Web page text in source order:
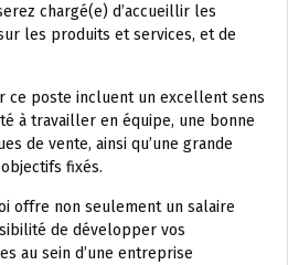
chargé(e) d’accueillir les
les produits et services, et de
ce poste incluent un excellent sens
à travailler en équipe, une bonne
de vente, ainsi qu’une grande
fixés.
offre non seulement un salaire
de développer vos
au sein d’une entreprise